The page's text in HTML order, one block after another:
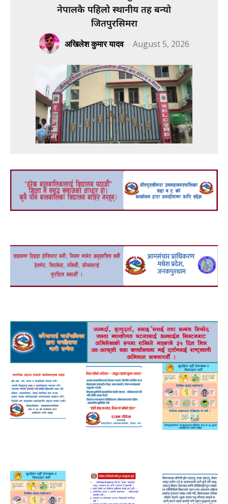
नेपालकै पहिलो स्थानीय तह बन्यो
जितपुरसिमरा
अखिलेश कुमार यादव - August 5, 2026